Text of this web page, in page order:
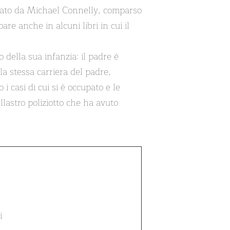
da Michael Connelly, comparso
anche in alcuni libri in cui il
della sua infanzia: il padre è
stessa carriera del padre,
casi di cui si è occupato e le
poliziotto che ha avuto